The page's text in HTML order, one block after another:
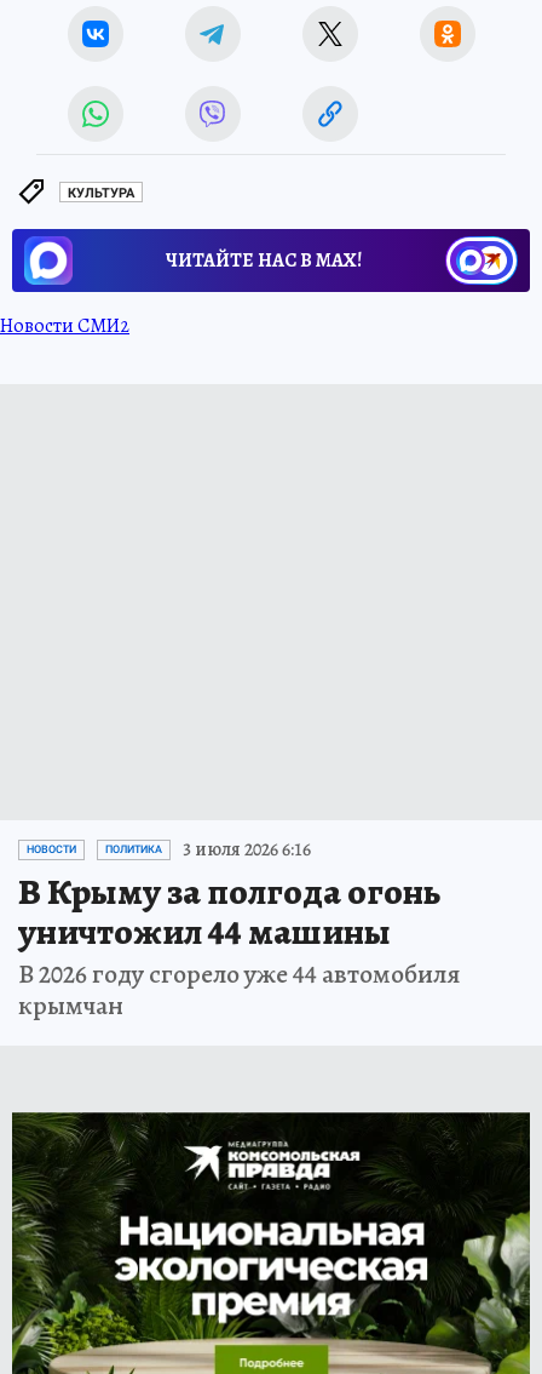
КУЛЬТУРА
ЧИТАЙТЕ НАС В МАХ!
Новости СМИ2
НОВОСТИ ПОЛИТИКА 3 июля 2026 6:16
В Крыму за полгода огонь
уничтожил 44 машины
В 2026 году сгорело уже 44 автомобиля
крымчан